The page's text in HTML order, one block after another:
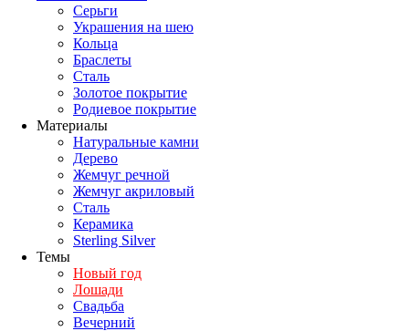
Серьги
Украшения на шею
Кольца
Браслеты
Сталь
Золотое покрытие
Родиевое покрытие
Материалы
Натуральные камни
Дерево
Жемчуг речной
Жемчуг акриловый
Сталь
Керамика
Sterling Silver
Темы
Новый год
Лошади
Свадьба
Вечерний